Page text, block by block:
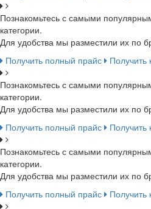
Познакомьтесь с самыми
категории.
Для удобства мы разместили их по
Получить полный прайс
Получить
Познакомьтесь с самыми
категории.
Для удобства мы разместили их по
Получить полный прайс
Получить
Познакомьтесь с самыми
категории.
Для удобства мы разместили их по
Получить полный прайс
Получить